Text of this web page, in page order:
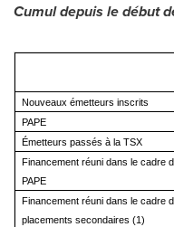
Cumul depuis le début
Nouveaux émetteurs inscrits
PAPE
Émetteurs passés à la TSX
Financement réuni dans le cadre
Financement réuni dans le cadre
placements secondaires (1)